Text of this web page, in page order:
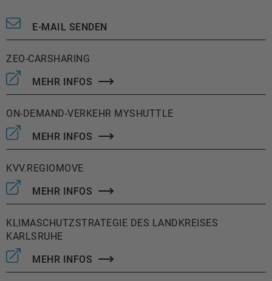
E-MAIL SENDEN
ZEO-CARSHARING
MEHR INFOS
ON-DEMAND-VERKEHR MYSHUTTLE
MEHR INFOS
KVV.REGIOMOVE
MEHR INFOS
KLIMASCHUTZSTRATEGIE DES LANDKREISES
KARLSRUHE
MEHR INFOS